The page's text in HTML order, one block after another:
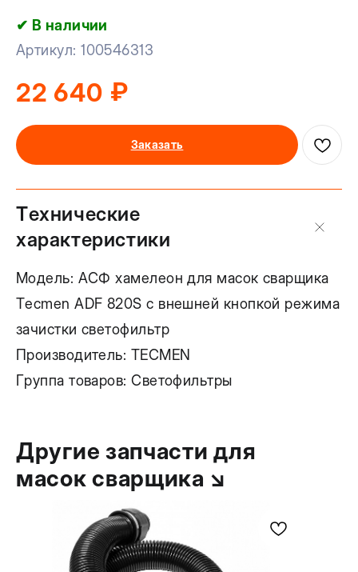
✔ В наличии
Артикул:100546313
22 640 ₽
Заказать
Технические
характеристики
Модель: АСФ хамелеон для масок сварщика
Tecmen ADF 820S с внешней кнопкой режима
зачистки светофильтр
Производитель: TECMEN
Группа товаров: Светофильтры
Другие запчасти для
масок сварщика ↘